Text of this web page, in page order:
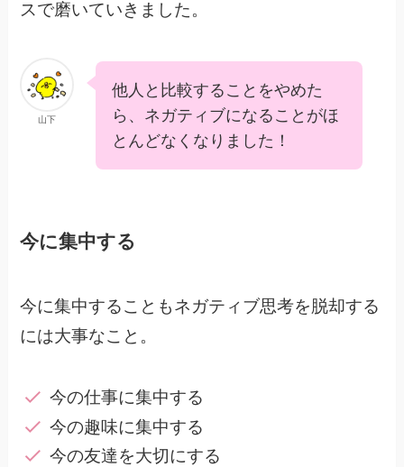
スで磨いていきました。
山下
他人と比較することをやめた
ら、ネガティブになることがほ
とんどなくなりました！
今に集中する
今に集中することもネガティブ思考を脱却する
には大事なこと。
今の仕事に集中する
今の趣味に集中する
今の友達を大切にする